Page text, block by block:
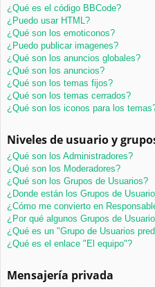
¿Qué es el código BBCode?
¿Puedo usar HTML?
¿Qué son los emoticonos?
¿Puedo publicar imagenes?
¿Qué son los anuncios globales?
¿Qué son los anuncios?
¿Qué son los temas fijos?
¿Qué son los temas cerrados?
¿Qué son los iconos para los
Niveles de usuario y
¿Qué son los Administradores?
¿Qué son los Moderadores?
¿Qué son los Grupos de Usuarios?
¿Donde están los Grupos de
¿Cómo me convierto en
¿Por qué algunos Grupos de
¿Qué es un "Grupo de Usuarios
¿Qué es el enlace "El equipo"?
Mensajería privada